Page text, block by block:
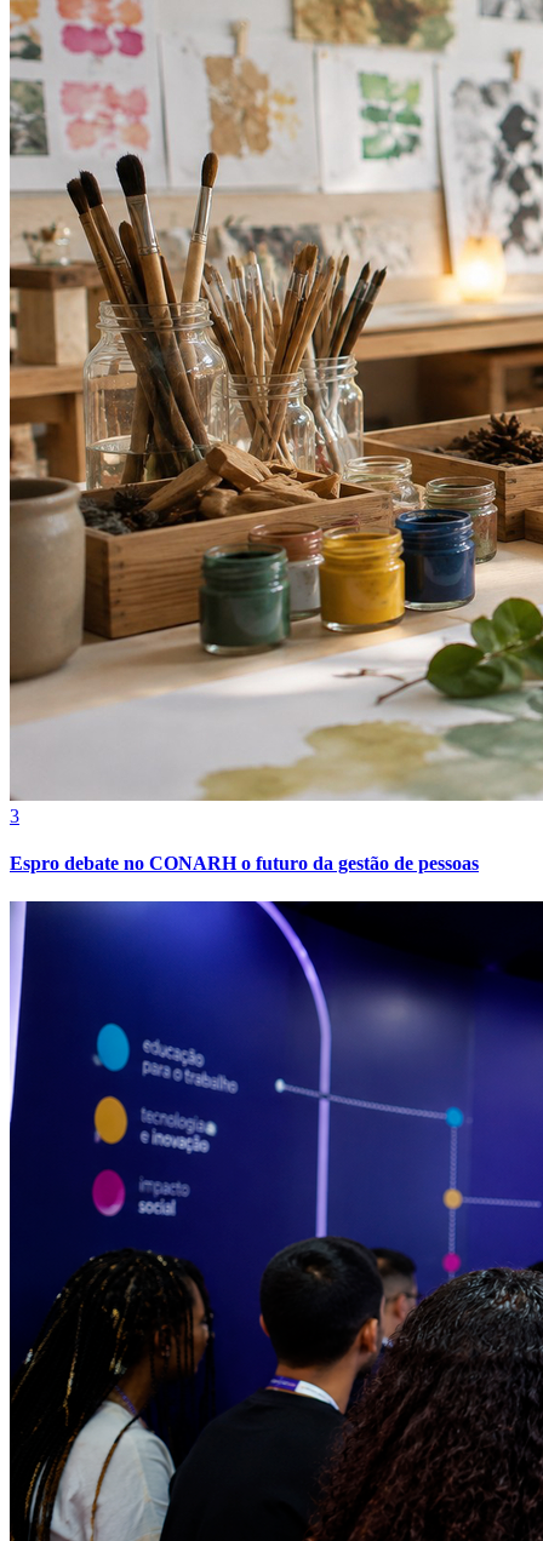
Internacional
Atlético-MG
3
Espro debate no CONARH o futuro da gestão de pessoas